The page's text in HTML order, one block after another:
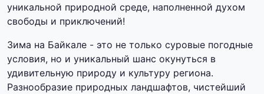
уникальной природной среде, наполненной духом
свободы и приключений!
Зима на Байкале - это не только суровые погодные
условия, но и уникальный шанс окунуться в
удивительную природу и культуру региона.
Разнообразие природных ландшафтов, чистейший